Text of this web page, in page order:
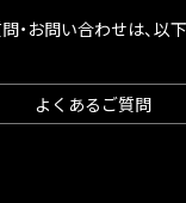
・お問い合わせは、以
よくあるご質問